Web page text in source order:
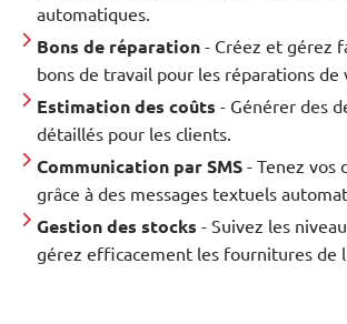
automatiques.
Bons de réparation- Créez et gérez
bons de travail pour les réparations de
Estimation des coûts - Générer des
détaillés pour les clients.
Communication par SMS- Tenez vos
grâce à des messages textuels
Gestion des stocks - Suivez les
gérez efficacement les fournitures de